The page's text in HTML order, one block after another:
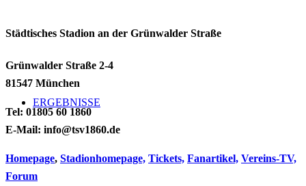
ERGEBNISSE
Städtisches Stadion an der Grünwalder Straße
Grünwalder Straße 2-4
81547 München
Tel: 01805 60 1860
E-Mail: info@tsv1860.de
Homepage, Stadionhomepage, Tickets, Fanartikel, Vereins-TV,
Forum